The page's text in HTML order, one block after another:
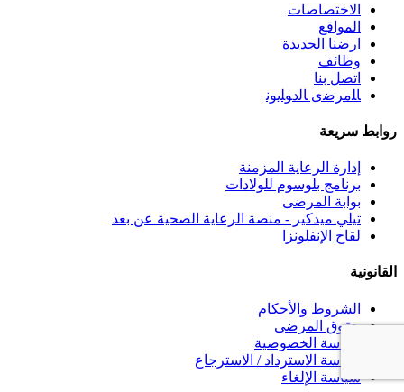
الاختصاصات
المواقع
ارضنا الجديدة
وظائف
اتصل بنا
ﺎﻠﻣﺮﺿﻯ ﺎﻟﺩﻮﻠﻳﻮﻧ
روابط سريعة
إدارة الرعاية المزمنة
برنامج بلوسوم للولادات
بوابة المرضى
تيلي ميدكير - منصة الرعاية الصحية عن بعد
لقاح الإنفلونزا
القانونية
الشروط والأحكام
حقوق المرضى
سياسة الخصوصية
سياسة الاسترداد / الاسترجاع
سياسة الإلغاء